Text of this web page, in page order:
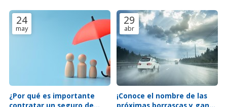
24
may
¿Por qué es importante
contratar un seguro de
29
abr
¡Conoce el nombre de las
próximas borrascas y gana